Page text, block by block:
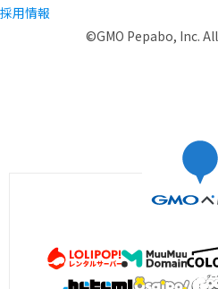
採用情報
©GMO Pepabo, Inc.